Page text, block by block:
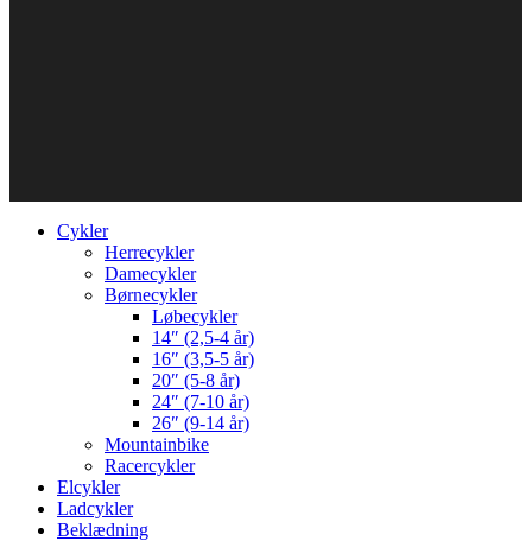
Cykler
Herrecykler
Damecykler
Børnecykler
Løbecykler
14″ (2,5-4 år)
16″ (3,5-5 år)
20″ (5-8 år)
24″ (7-10 år)
26″ (9-14 år)
Mountainbike
Racercykler
Elcykler
Ladcykler
Beklædning